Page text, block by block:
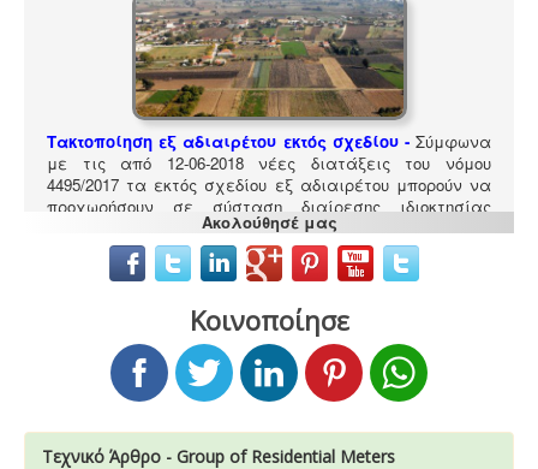
Τακτοποίηση εξ αδιαιρέτου εκτός σχεδίου - Σύμφωνα
με τις από 12-06-2018 νέες διατάξεις του νόμου
4495/2017 τα εκτός σχεδίου εξ αδιαιρέτου μπορούν να
προχωρήσουν σε σύσταση διαίρεσης ιδιοκτησίας
κατόπιν αγωγής στο πρωτοδικείο από το 65% των
συνιδιοκτητών..
Ακολούθησέ μας
Κοινοποίησε
Τεχνικό Άρθρο - Group of Residential Meters